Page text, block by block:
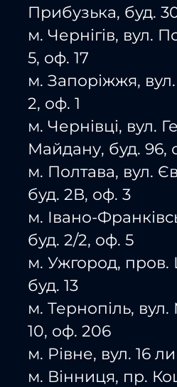
Прибузька, буд.
м. Чернігів, вул.
5, оф. 17
м. Запоріжжя, вул.
2, оф. 1
м. Чернівці, вул.
Майдану, буд. 96,
м. Полтава, вул.
буд. 2В, оф. 3
м. Івано-
буд. 2/2, оф. 5
м. Ужгород,
буд. 13
м. Тернопіль,
10, оф. 206
м. Рівне, вул. 16
м. Вінниця, пр.